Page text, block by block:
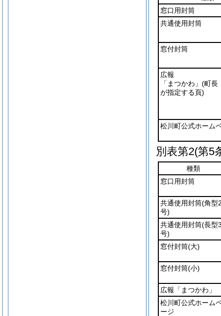
窓口用封筒
共通使用封筒
窓付封筒
広報
「まつかわ」 (町長
が指定する頁)
松川町公式ホーム
別表第2(第5
種類
窓口用封筒
共通使用封筒(角型
号)
共通使用封筒(長型
号)
窓付封筒(大)
窓付封筒(小)
広報「まつかわ」
松川町公式ホーム
ージ